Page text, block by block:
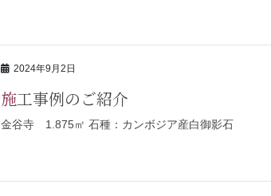
2024年9月2日
施工事例のご紹介
金谷寺 1.875㎡ 石種：カンボジア産白御影石